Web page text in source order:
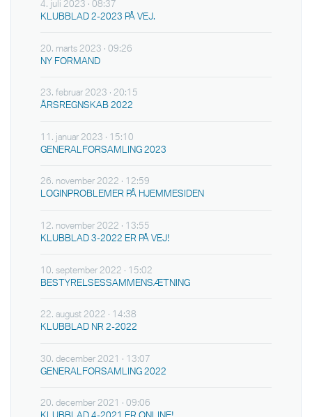
4. juli 2023 · 08:37
KLUBBLAD 2-2023 PÅ VEJ.
20. marts 2023 · 09:26
NY FORMAND
23. februar 2023 · 20:15
ÅRSREGNSKAB 2022
11. januar 2023 · 15:10
GENERALFORSAMLING 2023
26. november 2022 · 12:59
LOGINPROBLEMER PÅ HJEMMESIDEN
12. november 2022 · 13:55
KLUBBLAD 3-2022 ER PÅ VEJ!
10. september 2022 · 15:02
BESTYRELSESSAMMENSÆTNING
22. august 2022 · 14:38
KLUBBLAD NR 2-2022
30. december 2021 · 13:07
GENERALFORSAMLING 2022
20. december 2021 · 09:06